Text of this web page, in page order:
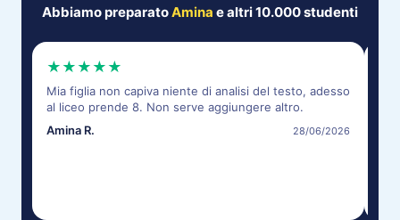
Abbiamo preparatoAmina e altri 10.000 studenti
★ ★ ★ ★ ★
Mia figlia non capiva niente di analisi del testo, adesso
al liceo prende 8. Non serve aggiungere altro.
Amina R.
28/06/2026